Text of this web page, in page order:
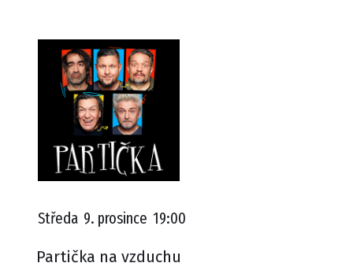
Středa 9. prosince 19:00
Partička na vzduchu